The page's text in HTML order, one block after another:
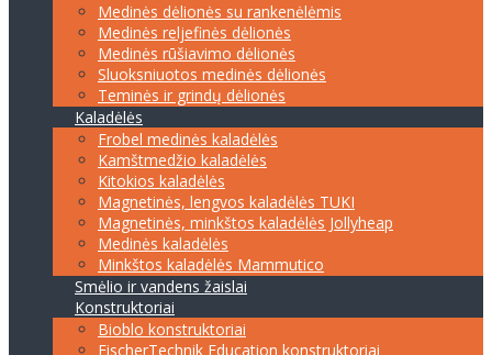
Medinės dėlionės su rankenėlėmis
Medinės reljefinės dėlionės
Medinės rūšiavimo dėlionės
Sluoksniuotos medinės dėlionės
Teminės ir grindų dėlionės
Kaladėlės
Frobel medinės kaladėlės
Kamštmedžio kaladėlės
Kitokios kaladėlės
Magnetinės, lengvos kaladėlės TUKI
Magnetinės, minkštos kaladėlės Jollyheap
Medinės kaladėlės
Minkštos kaladėlės Mammutico
Smėlio ir vandens žaislai
Konstruktoriai
Bioblo konstruktoriai
FischerTechnik Education konstruktoriai